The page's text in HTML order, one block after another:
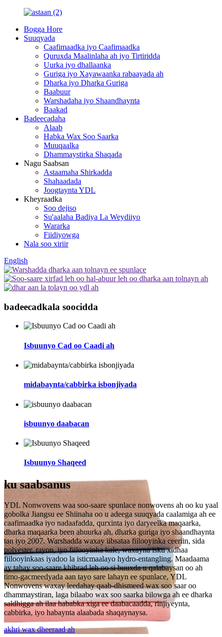
Bogga Hore
Suuqyada
Caafimaadka iyo Caafimaadka
Quruxda Maalinlaha ah iyo Tirtiridda
Uurka iyo dhallaanka
Guriga iyo Xayawaanka rabaayada ah
Dharka iyo Dharka Guriga
Baabuur
Warshadaha iyo Shaandhaynta
Baakad
Badeecadaha
Alaab
Habka Wax Soo Saarka
Muuqaalka
Dhammaystirka Shaqada
Nagu Saabsan
Astaamaha Shirkadda
Shahaadada
Joogtaynta YDL
Kheyraadka
Soo dejiso
Su'aalaha Badiya La Weydiiyo
Wararka
Fiidiyowga
Nala soo xiriir
English
badeecadkala soocidda
Isbuunyo Cad oo Caadi ah
midabaynta/cabbirka isbonjiyada
isbuunyo daabacan
Isbuunyo Shaqeed
ku saabsanus
YDL Nonwovens waa soo-saare spunlace nonwovens ah oo ku yaal
gobolka Jiangsu ee Shiinaha oo u adeega suuqyada caalamiga ah ee
caafimaadka iyo nadaafadda, qurxinta iyo daryeelka maqaarka,
dharka maqaarka been abuurka ah, dharka guriga iyo shaandhaynta
tan iyo 2007. Warshadda waxay iibsataa fiilooyinka ceeriin, sida
polyester, rayon, iyo fiilooyinka kale, waxayna isku xidhaa
fiilooyinkaas iyadoo la isticmaalayo hydro-entangling. Maadaama
ay tahay soo-saare khibrad leh oo si buuxda u qalabaysan oo ah
timo-gacmeedyada aan tayo sare lahayn ee spunlace, YDL
Nonwovens waxay leedahay qaab-dhismeed wax soo saar oo
dhammaystiran, laga bilaabo wax soo saarka bilowga ah ee dharka
saldhigga ah ilaa hababka xiga ee daabacaadda, rinjiyeynta,
cabbirka, iyo habaynta alaabada shaqaynaysa.
akhri wax dheeraad ah